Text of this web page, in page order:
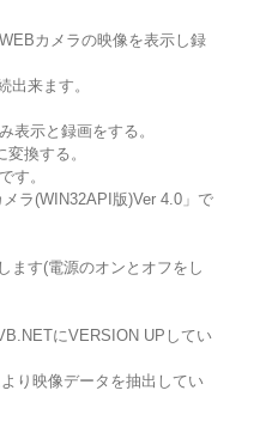
カメラの映像を表示し録
出来ます。
表示と録画をする。
換する。
す。
ラ(WIN32API版)Ver 4.0」で
ます(電源のオンとオフをし
にVERSION UPしてい
り映像データを抽出してい